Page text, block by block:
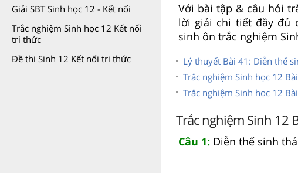
Giải SBT Sinh học 12 - Kết nối
Trắc nghiệm Sinh học 12 Kết nối
tri thức
Đề thi Sinh 12 Kết nối tri thức
Với bài tập & câu hỏi
lời giải chi tiết đầy đủ
sinh ôn trắc nghiệm
Lý thuyết Bài 41: Diễn thế
Trắc nghiệm Sinh học 12
Trắc nghiệm Sinh học 12
Trắc nghiệm Sinh 12
Câu 1: Diễn thế sinh